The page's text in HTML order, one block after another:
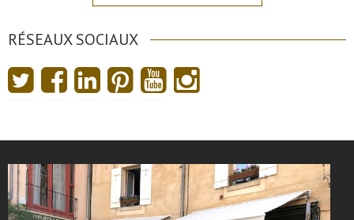
RÉSEAUX SOCIAUX